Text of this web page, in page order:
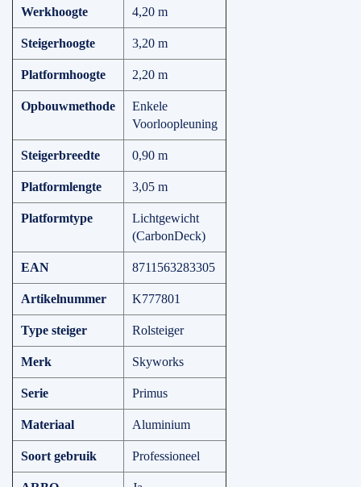
Werkhoogte 4,20 m
Steigerhoogte 3,20 m
Platformhoogte 2,20 m
Opbouwmethode
Enkele
Voorloopleuning
Steigerbreedte 0,90 m
Platformlengte 3,05 m
Platformtype
Lichtgewicht
(CarbonDeck)
EAN 8711563283305
Artikelnummer K777801
Type steiger Rolsteiger
Merk Skyworks
Serie Primus
Materiaal Aluminium
Soort gebruik Professioneel